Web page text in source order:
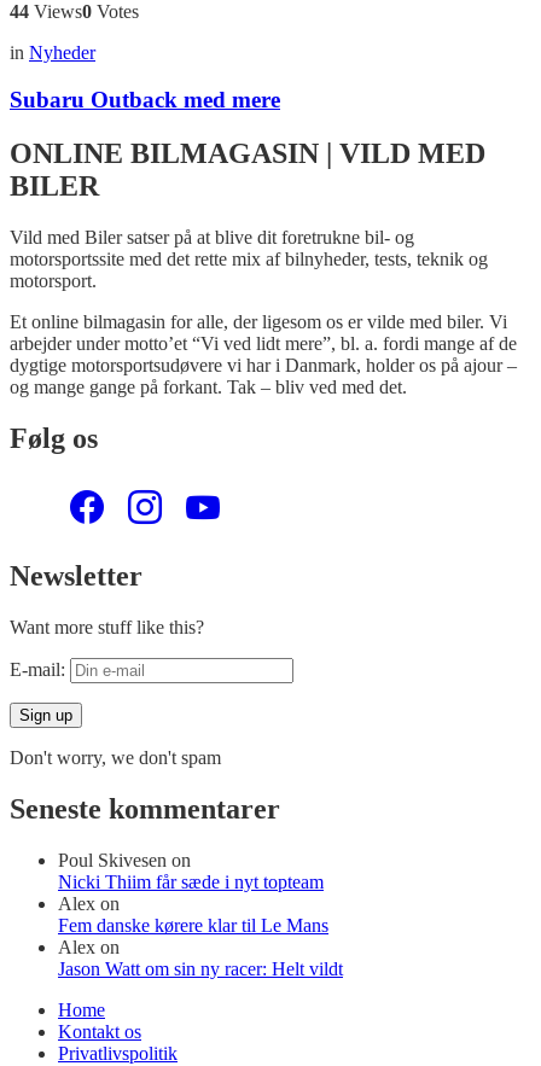
44 Views0 Votes
in Nyheder
Subaru Outback med mere
ONLINE BILMAGASIN | VILD MED
BILER
Vild med Biler satser på at blive dit foretrukne bil- og
motorsportssite med det rette mix af bilnyheder, tests, teknik og
motorsport.
Et online bilmagasin for alle, der ligesom os er vilde med biler. Vi
arbejder under motto’et “Vi ved lidt mere”, bl. a. fordi mange af de
dygtige motorsportsudøvere vi har i Danmark, holder os på ajour –
og mange gange på forkant. Tak – bliv ved med det.
Følg os
Newsletter
Want more stuff like this?
E-mail:
Don't worry, we don't spam
Seneste kommentarer
Poul Skivesen on
Nicki Thiim får sæde i nyt topteam
Alex on
Fem danske kørere klar til Le Mans
Alex on
Jason Watt om sin ny racer: Helt vildt
Home
Kontakt os
Privatlivspolitik